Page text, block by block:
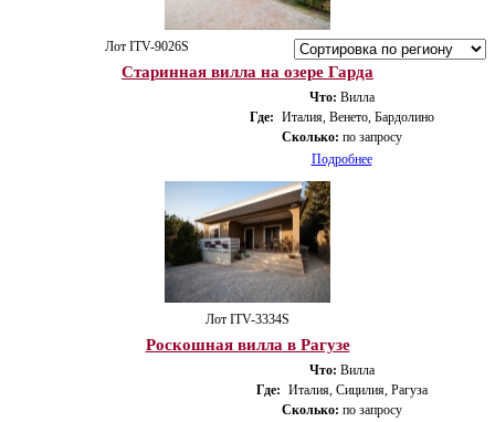
Лот ITV-9026S
Старинная вилла на озере Гарда
Что: Вилла
Где: Италия, Венето, Бардолино
Сколько: по запросу
Подробнее
Лот ITV-3334S
Роскошная вилла в Рагузе
Что: Вилла
Где: Италия, Сицилия, Рагуза
Сколько: по запросу